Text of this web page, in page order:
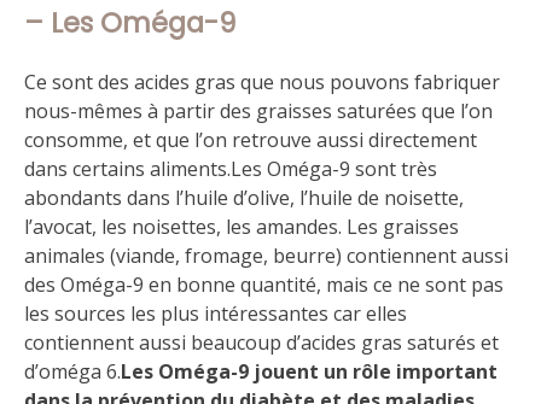
– Les Oméga-9
Ce sont des acides gras que nous pouvons fabriquer
nous-mêmes à partir des graisses saturées que l’on
consomme, et que l’on retrouve aussi directement
dans certains aliments.Les Oméga-9 sont très
abondants dans l’huile d’olive, l’huile de noisette,
l’avocat, les noisettes, les amandes. Les graisses
animales (viande, fromage, beurre) contiennent aussi
des Oméga-9 en bonne quantité, mais ce ne sont pas
les sources les plus intéressantes car elles
contiennent aussi beaucoup d’acides gras saturés et
d’oméga 6.Les Oméga-9 jouent un rôle important